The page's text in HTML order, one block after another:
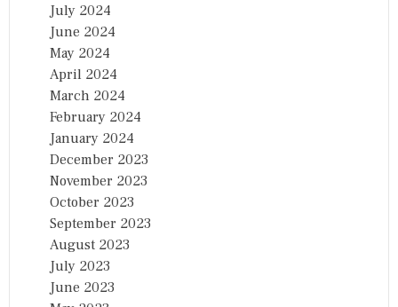
July 2024
June 2024
May 2024
April 2024
March 2024
February 2024
January 2024
December 2023
November 2023
October 2023
September 2023
August 2023
July 2023
June 2023